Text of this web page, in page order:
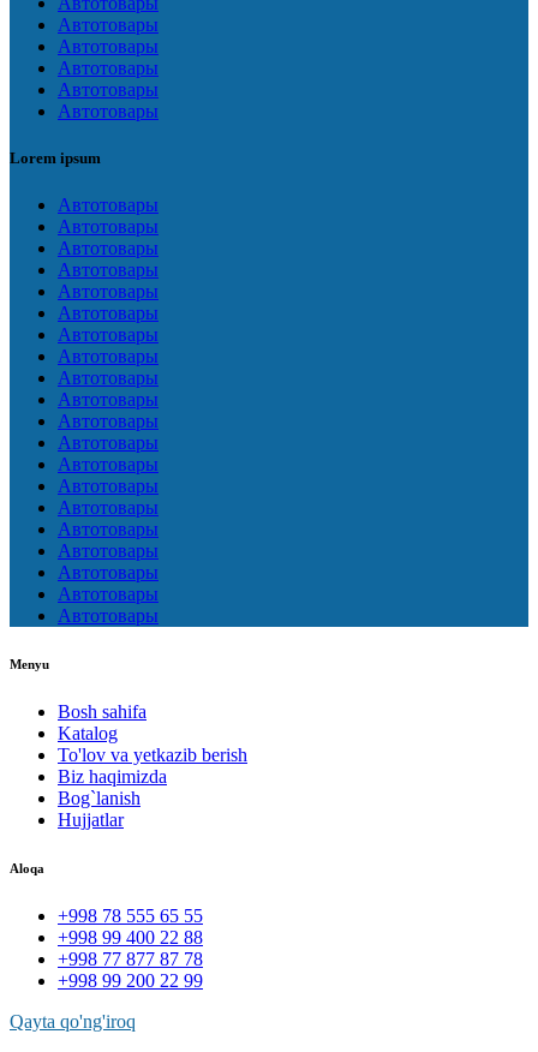
Автотовары
Автотовары
Автотовары
Автотовары
Автотовары
Lorem ipsum
Автотовары
Автотовары
Автотовары
Автотовары
Автотовары
Автотовары
Автотовары
Автотовары
Автотовары
Автотовары
Автотовары
Автотовары
Автотовары
Автотовары
Автотовары
Автотовары
Автотовары
Автотовары
Автотовары
Автотовары
Menyu
Bosh sahifa
Katalog
To'lov va yetkazib berish
Biz haqimizda
Bog`lanish
Hujjatlar
Aloqa
+998 78 555 65 55
+998 99 400 22 88
+998 77 877 87 78
+998 99 200 22 99
Qayta qo'ng'iroq